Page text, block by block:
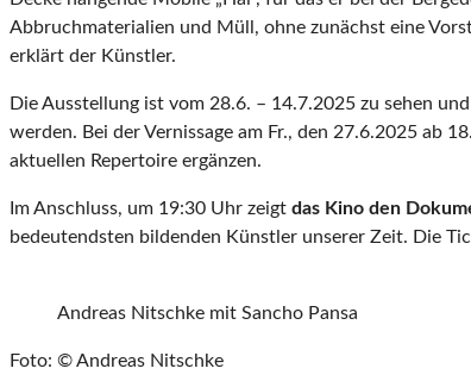
Abbruchmaterialien und Müll, ohne zunächst eine
erklärt der Künstler.
Die Ausstellung ist vom 28.6. – 14.7.2025 zu sehen
werden. Bei der Vernissage am Fr., den 27.6.2025 ab
aktuellen Repertoire ergänzen.
Im Anschluss, um 19:30 Uhr zeigt das Kino den
bedeutendsten bildenden Künstler unserer Zeit. Die
Andreas Nitschke mit Sancho Pansa
Foto: © Andreas Nitschke